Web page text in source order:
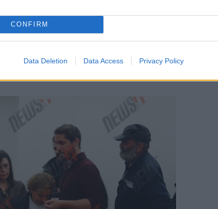
CONFIRM
Data Deletion Data Access Privacy Policy